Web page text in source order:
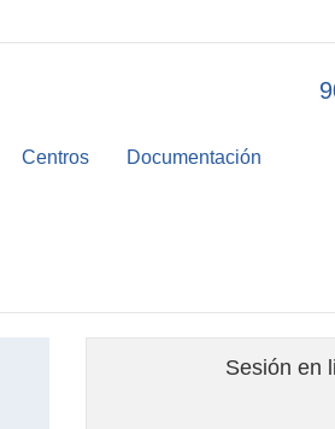
Centros Documentación
Sesión en